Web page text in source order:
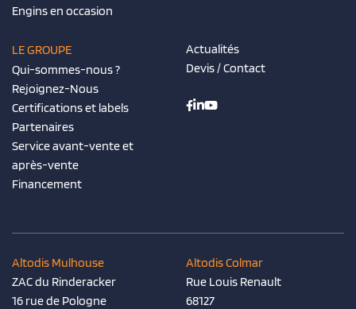
Engins en occasion
LE GROUPE
Qui-sommes-nous ?
Rejoignez-Nous
Certifications et labels
Partenaires
Service avant-vente et
après-vente
Financement
Actualités
Devis / Contact
Altodis Mulhouse
ZAC du Rinderacker
16 rue de Pologne
Altodis Colmar
Rue Louis Renault
68127